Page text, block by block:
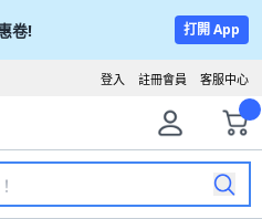
卷! 打開 App
客服中心
註冊會員
登入